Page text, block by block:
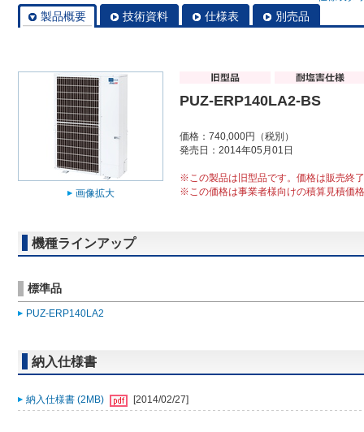
製品概要 技術資料 仕様表 別売品
画像拡大
PUZ-ERP140LA2-BS
価格：740,000円（税別）
発売日：2014年05月01日
※この製品は旧型品です。価格は販売終
※この価格は事業者様向けの積算見積価
機種ラインアップ
標準品
PUZ-ERP140LA2
納入仕様書
納入仕様書 (2MB) [2014/02/27]